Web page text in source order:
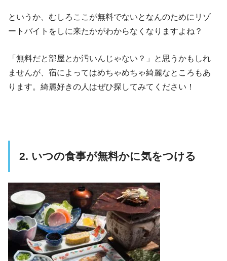
というか、むしろここが無料でないとなんのためにリゾ
ートバイトをしに来たかがわからなくなりますよね？
「無料だと部屋とか汚いんじゃない？」と思うかもしれ
ませんが、宿によってはめちゃめちゃ綺麗なところもあ
ります。綺麗好きの人はぜひ探してみてください！
2. いつの食事が無料かに気をつける